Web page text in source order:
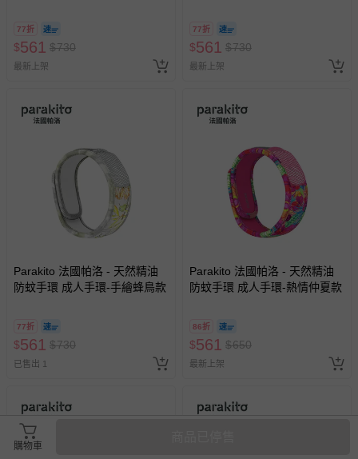
77折
$561 $730
最新上架
77折
$561 $730
最新上架
Parakito 法國帕洛 - 天然精油
防蚊手環 成人手環-手繪蜂鳥款
77折
$561 $730
已售出 1
Parakito 法國帕洛 - 天然精油
防蚊手環 成人手環-熱情仲夏款
86折
$561 $650
最新上架
購物車